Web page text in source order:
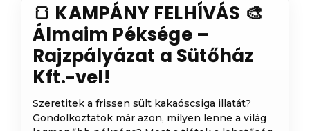
🍞 KAMPÁNY FELHÍVÁS 🎨
Álmaim Péksége –
Rajzpályázat a Sütőház
Kft.-vel!
Szeretitek a frissen sült kakaóscsiga illatát?
Gondolkoztatok már azon, milyen lenne a világ